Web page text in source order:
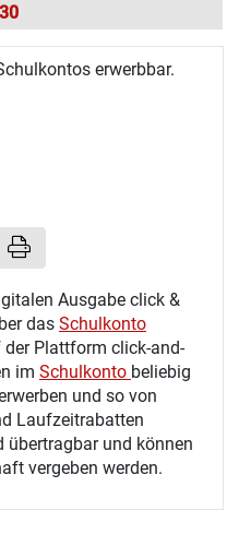
erwerbbar.
Ausgabe click &
das Schulkonto
Plattform click-and-
im Schulkonto beliebig
und so von
Laufzeitrabatten
übertragbar und können
vergeben werden.